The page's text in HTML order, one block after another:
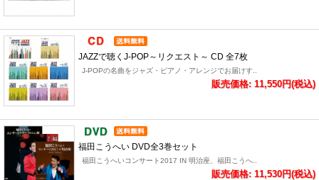
JAZZで聴くJ-POP～リクエスト～ CD 全7枚
J-POPの名曲をジャズ・ピアノ・アレンジでお届けす..
販売価格: 11,550円(税込)
福田こうへい DVD全3巻セット
福田こうへいコンサート2017 IN 明治座、福田こうへ..
販売価格: 11,530円(税込)